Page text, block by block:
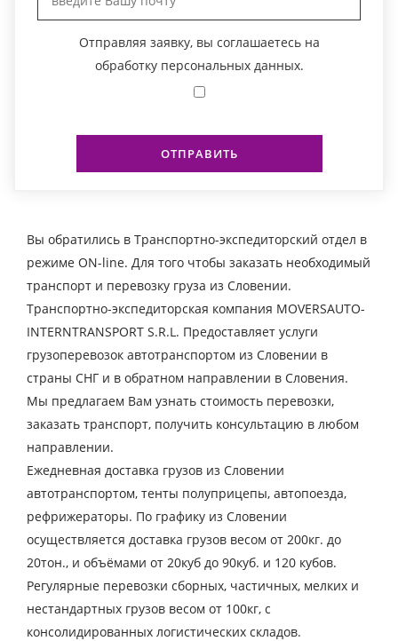
Отправляя заявку, вы соглашаетесь на
обработку персональных данных.
ОТПРАВИТЬ
Вы обратились в Транспортно-экспедиторский отдел в
режиме ON-line. Для того чтобы заказать необходимый
транспорт и перевозку груза из Словении.
Транспортно-экспедиторская компания MOVERSAUTO-
INTERNTRANSPORT S.R.L. Предоставляет услуги
грузоперевозок автотранспортом из Словении в
страны СНГ и в обратном направлении в Словения.
Мы предлагаем Вам узнать стоимость перевозки,
заказать транспорт, получить консультацию в любом
направлении.
Ежедневная доставка грузов из Словении
автотранспортом, тенты полуприцепы, автопоезда,
рефрижераторы. По графику из Словении
осуществляется доставка грузов весом от 200кг. до
20тон., и объёмами от 20куб до 90куб. и 120 кубов.
Регулярные перевозки сборных, частичных, мелких и
нестандартных грузов весом от 100кг, с
консолидированных логистических складов.
Узнать стоимость
перевозки